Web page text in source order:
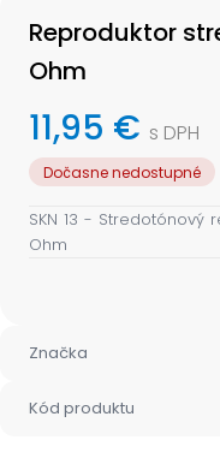
Reproduktor
Ohm
11,95 € s DPH
Dočasne nedostupné
SKN 13 - Stredotónový
Ohm
Značka
Kód produktu